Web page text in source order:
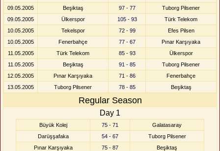
09.05.2005
Beşiktaş 97 - 77
Tuborg Pilsener
09.05.2005
Ülkerspor 105 - 93
Türk Telekom
10.05.2005
Tekelspor 72 - 99
Efes Pilsen
10.05.2005
Fenerbahçe 77 - 67
Pınar Karşıyaka
11.05.2005
Türk Telekom 85 - 93
Ülkerspor
11.05.2005
Beşiktaş 91 - 85
Tuborg Pilsener
12.05.2005
Pınar Karşıyaka 71 - 86
Fenerbahçe
13.05.2005
Tuborg Pilsener 78 - 85 Beşiktaş
Regular Season
Day 1
Büyük Kolej 75 - 71
Galatasaray
Darüşşafaka
54 - 67
Tuborg Pilsener
Pınar Karşıyaka
75 - 87
Beşiktaş